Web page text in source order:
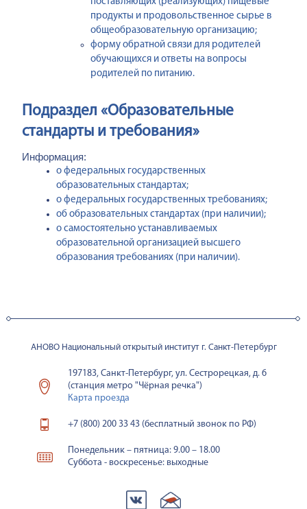
продукты и продовольственное сырье в
общеобразовательную организацию;
форму обратной связи для родителей
обучающихся и ответы на вопросы
родителей по питанию.
Подраздел «Образовательные
стандарты и требования»
Информация:
о федеральных государственных
образовательных стандартах;
о федеральных государственных требованиях;
об образовательных стандартах (при наличии);
о самостоятельно устанавливаемых
образовательной организацией высшего
образования требованиях (при наличии).
АНОВО Национальный открытый институт г. Санкт-Петербург
197183, Санкт-Петербург, ул. Сестрорецкая, д. 6
(станция метро "Чёрная речка")
Карта проезда
+7 (800) 200 33 43 (бесплатный звонок по РФ)
Понедельник – пятница: 9.00 – 18.00
Суббота - воскресенье: выходные